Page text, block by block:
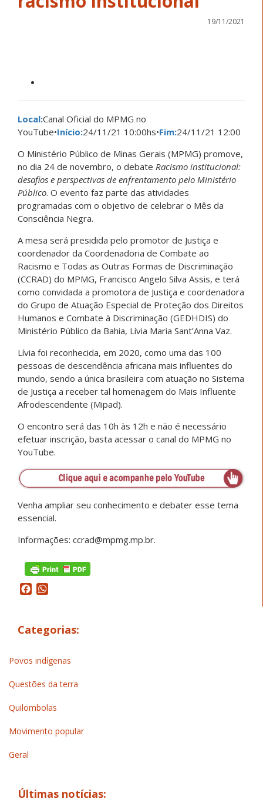
19/11/2021
Local:Canal Oficial do MPMG no
YouTube•Início:24/11/21 10:00hs•Fim:24/11/21 12:00
O Ministério Público de Minas Gerais (MPMG) promove,
no dia 24 de novembro, o debate Racismo institucional:
desafios e perspectivas de enfrentamento pelo Ministério
Público. O evento faz parte das atividades
programadas com o objetivo de celebrar o Mês da
Consciência Negra.
A mesa será presidida pelo promotor de Justiça e
coordenador da Coordenadoria de Combate ao
Racismo e Todas as Outras Formas de Discriminação
(CCRAD) do MPMG, Francisco Angelo Silva Assis, e terá
como convidada a promotora de Justiça e coordenadora
do Grupo de Atuação Especial de Proteção dos Direitos
Humanos e Combate à Discriminação (GEDHDIS) do
Ministério Público da Bahia, Lívia Maria Sant’Anna Vaz.
Lívia foi reconhecida, em 2020, como uma das 100
pessoas de descendência africana mais influentes do
mundo, sendo a única brasileira com atuação no Sistema
de Justiça a receber tal homenagem do Mais Influente
Afrodescendente (Mipad).
O encontro será das 10h às 12h e não é necessário
efetuar inscrição, basta acessar o canal do MPMG no
YouTube.
Venha ampliar seu conhecimento e debater esse tema
essencial.
Informações: ccrad@mpmg.mp.br.
Facebook
Categorias:
Povos indígenas
Questões da terra
Quilombolas
Movimento popular
Geral
Últimas notícias: